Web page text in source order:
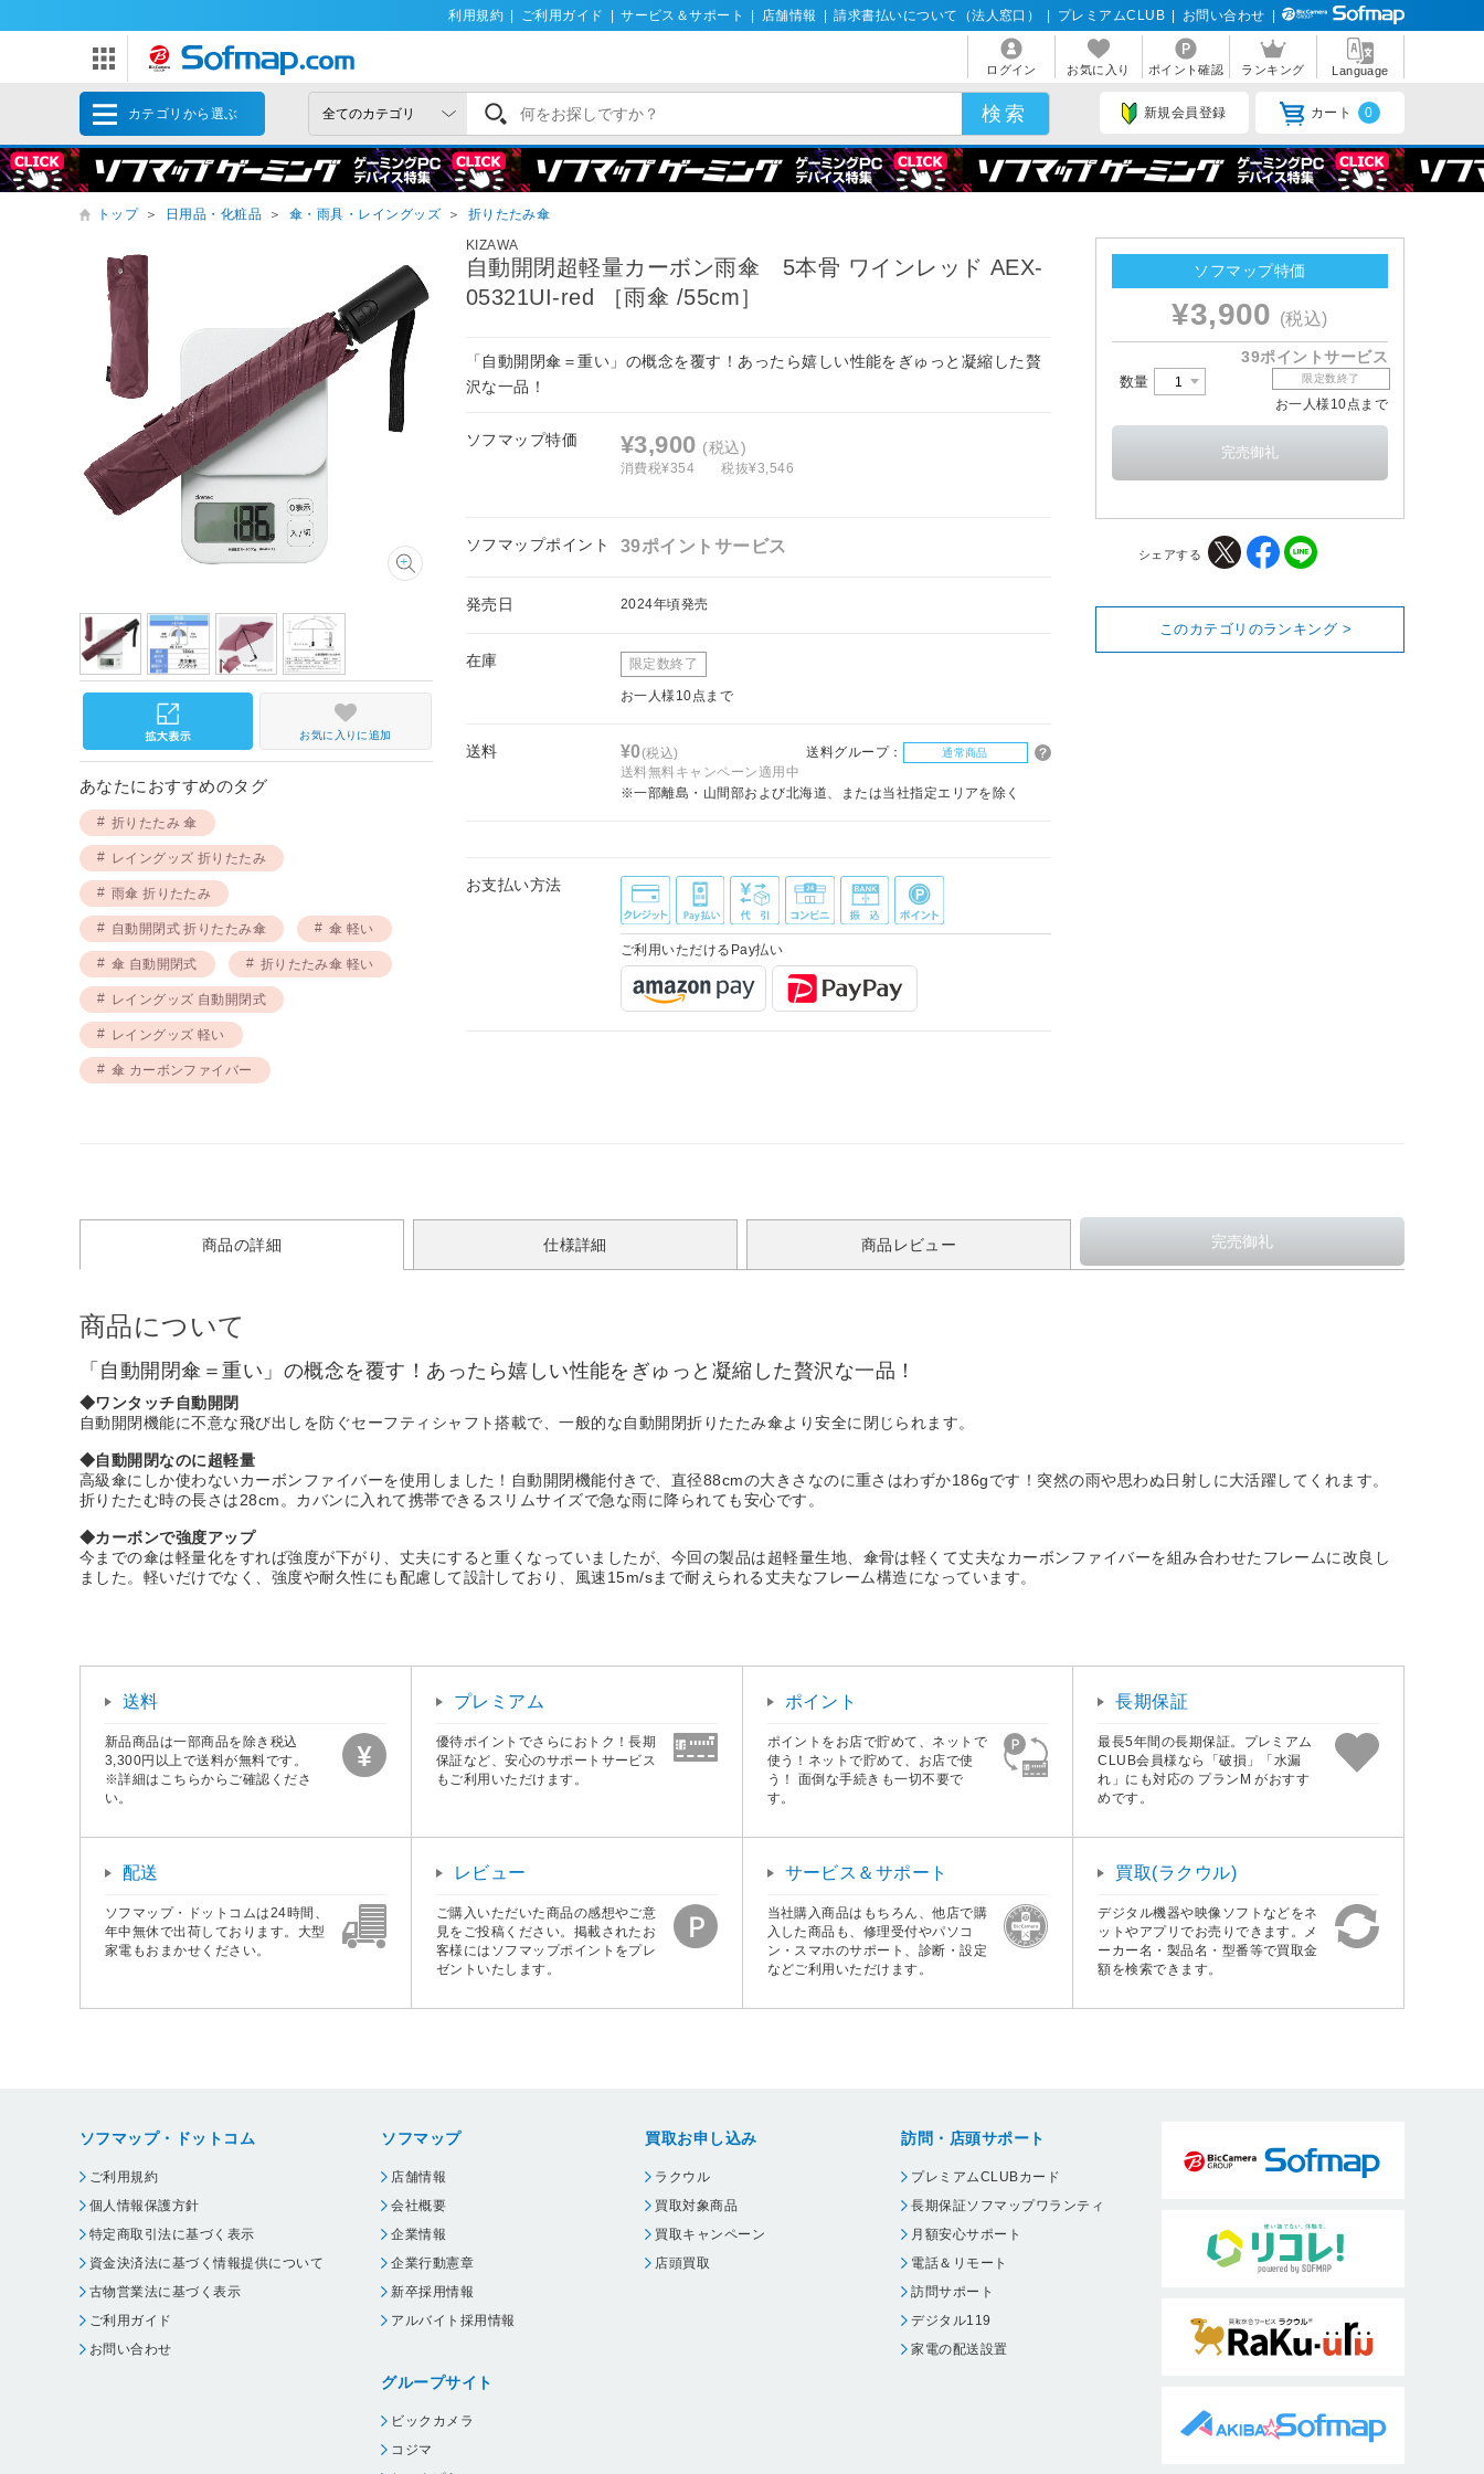
利用規約 ご利用ガイド サービス＆サポート 店舗情報 請求書払いについて（法人窓口） プレミアムCLUB お問い合わせ
ログイン お気に入り ポイント確認 ランキング Language
カテゴリから選ぶ 新規会員登録 カート 0
トップ ＞ 日用品・化粧品 ＞ 傘・雨具・レイングッズ ＞
折りたたみ傘
KIZAWA
自動開閉超軽量カーボン雨傘 5本骨 ワインレッド AEX-
05321UI-red ［雨傘 /55cm］
「自動開閉傘＝重い」の概念を覆す！あったら嬉しい性能をぎゅっと凝縮した贅
沢な一品！
ソフマップ特価 ¥3,900 (税込)
消費税¥354 税抜¥3,546
ソフマップポイント 39ポイントサービス
発売日 2024年頃発売
在庫 限定数終了
お一人様10点まで
送料 ¥0(税込) 送料グループ： 通常商品
送料無料キャンペーン適用中
※一部離島・山間部および北海道、または当社指定エリアを除く
お支払い方法
ご利用いただけるPay払い
お気に入りに追加
あなたにおすすめのタグ
折りたたみ 傘
レイングッズ 折りたたみ
雨傘 折りたたみ
自動開閉式 折りたたみ傘 傘 軽い
傘 自動開閉式 折りたたみ傘 軽い
レイングッズ 自動開閉式
レイングッズ 軽い
傘 カーボンファイバー
ソフマップ特価
¥3,900 (税込)
39ポイントサービス
数量 限定数終了
お一人様10点まで
シェアする
このカテゴリのランキング >
商品の詳細 仕様詳細 商品レビュー
商品について
「自動開閉傘＝重い」の概念を覆す！あったら嬉しい性能をぎゅっと凝縮した贅沢な一品！
◆ワンタッチ自動開閉
自動開閉機能に不意な飛び出しを防ぐセーフティシャフト搭載で、一般的な自動開閉折りたたみ傘より安全に閉じられます。
◆自動開閉なのに超軽量
高級傘にしか使わないカーボンファイバーを使用しました！自動開閉機能付きで、直径88cmの大きさなのに重さはわずか186gです！突然の雨や思わぬ日射しに大活躍してくれます。
折りたたむ時の長さは28cm。カバンに入れて携帯できるスリムサイズで急な雨に降られても安心です。
◆カーボンで強度アップ
今までの傘は軽量化をすれば強度が下がり、丈夫にすると重くなっていましたが、今回の製品は超軽量生地、傘骨は軽くて丈夫なカーボンファイバーを組み合わせたフレームに改良し
ました。軽いだけでなく、強度や耐久性にも配慮して設計しており、風速15m/sまで耐えられる丈夫なフレーム構造になっています。
送料
新品商品は一部商品を除き税込
3,300円以上で送料が無料です。
※詳細はこちらからご確認くださ
い。
プレミアム
優待ポイントでさらにおトク！長期
保証など、安心のサポートサービス
もご利用いただけます。
ポイント
ポイントをお店で貯めて、ネットで
使う！ネットで貯めて、お店で使
う！ 面倒な手続きも一切不要で
す。
長期保証
最長5年間の長期保証。プレミアム
CLUB会員様なら「破損」「水漏
れ」にも対応の プランM がおすす
めです。
配送
ソフマップ・ドットコムは24時間、
年中無休で出荷しております。大型
家電もおまかせください。
レビュー
ご購入いただいた商品の感想やご意
見をご投稿ください。掲載されたお
客様にはソフマップポイントをプレ
ゼントいたします。
サービス＆サポート
当社購入商品はもちろん、他店で購
入した商品も、修理受付やパソコ
ン・スマホのサポート、診断・設定
などご利用いただけます。
買取(ラクウル)
デジタル機器や映像ソフトなどをネ
ットやアプリでお売りできます。メ
ーカー名・製品名・型番等で買取金
額を検索できます。
ソフマップ・ドットコム
ご利用規約
個人情報保護方針
特定商取引法に基づく表示
資金決済法に基づく情報提供について
古物営業法に基づく表示
ご利用ガイド
お問い合わせ
ソフマップ
店舗情報
会社概要
企業情報
企業行動憲章
新卒採用情報
アルバイト採用情報
グループサイト
ビックカメラ
コジマ
買取お申し込み
ラクウル
買取対象商品
買取キャンペーン
店頭買取
訪問・店頭サポート
プレミアムCLUBカード
長期保証ソフマップワランティ
月額安心サポート
電話＆リモート
訪問サポート
デジタル119
家電の配送設置